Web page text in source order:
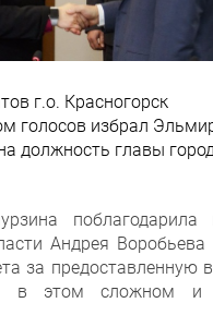
г.о. Красногорск
голосов избрал
должность главы
поблагодарила
Андрея Воробьева
за предоставленную
в этом сложном и